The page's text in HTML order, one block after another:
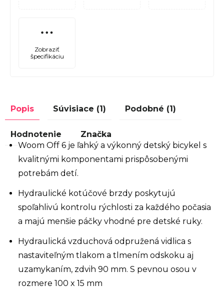
Zobraziť
špecifikáciu
Popis Súvisiace (1) Podobné (1)
Hodnotenie
Značka
Woom Off 6 je ľahký a výkonný detský bicykel s
kvalitnými komponentami prispôsobenými
potrebám detí.
Hydraulické kotúčové brzdy poskytujú
spoľahlivú kontrolu rýchlosti za každého počasia
a majú menšie páčky vhodné pre detské ruky.
Hydraulická vzduchová odpružená vidlica s
nastaviteľným tlakom a tlmením odskoku aj
uzamykaním, zdvih 90 mm. S pevnou osou v
rozmere 100 x 15 mm